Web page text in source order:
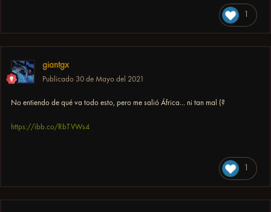
1
giantgx
Publicado 30 de Mayo del 2021
No entiendo de qué va todo esto, pero me salió África... ni tan mal (?
https://ibb.co/RbTVWs4
1